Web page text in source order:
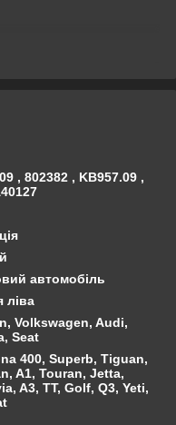
, 802382 , KB957.09 ,
автомобіль
ліва
Volkswagen, Audi,
Seat
400, Superb, Tiguan,
A1, Touran, Jetta,
A3, TT, Golf, Q3, Yeti,